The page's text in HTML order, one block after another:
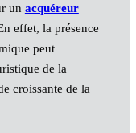
un acquéreur
effet, la présence
peut
de la
croissante de la